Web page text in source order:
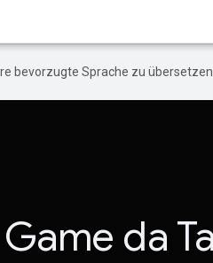
bevorzugte Sprache zu
Game da